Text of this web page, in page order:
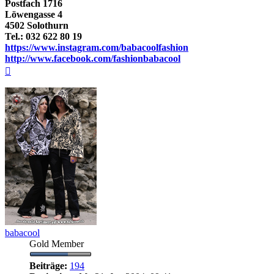
Postfach 1716
Löwengasse 4
4502 Solothurn
Tel.: 032 622 80 19
https://www.instagram.com/babacoolfashion
http://www.facebook.com/fashionbabacool
babacool
Gold Member
Beiträge: 194